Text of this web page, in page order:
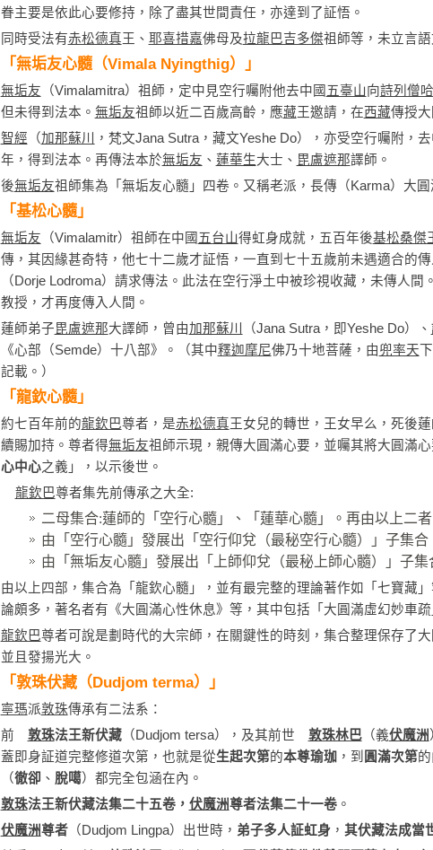
眷主要是依此心要修持，除了盡其世間責任，亦達到了証悟。
同時受法有赤松德真王、 耶喜措嘉佛母及拉龍巴吉多傑祖師等，未立言
「無垢友心髓（Vimala Nyingthig）」
無垢友 （Vimalamitra）祖師，定中見空行囑附他去中國 五臺山向詩列僧哈
但未得到法本。 無垢友祖師以近二百歲高齡，應藏王邀請，在西藏傳授
智經 （加那蘇川 ，梵文Jana Sutra，藏文Yeshe Do），亦受空行囑附，去
年，得到法本。再傳法本於無垢友 、 蓮華生大士、 毘盧遮那譯師。
後無垢友祖師集為「無垢友心髓」四卷。又稱老派，長傳（Karma）大圓
「基松心髓」
無垢友 （Vimalamitr）祖師在中國 五台山得虹身成就，五百年後基松桑傑
傳，其因緣甚奇特，他七十二歲才証悟，一直到七十五歲前未遇適合的
（Dorje Lodroma）請求傳法。此法在空行淨土中被珍視收藏，未傳人間
教授，才再度傳入人間。
蓮師弟子毘盧遮那大譯師，曾由加那蘇川 （Jana Sutra，即Yeshe Do）、
《心部（Semde）十八部》。（其中釋迦摩尼佛乃十地菩薩，由兜率天
記載。）
「龍欽心髓」
約七百年前的龍欽巴尊者，是赤松德真王女兒的轉世，王女早么，死後
續賜加持。尊者得無垢友祖師示現，親傳大圓滿心要，並囑其將大圓滿
心中心之義」，以示後世。
龍欽巴尊者集先前傳承之大全:
二母集合:蓮師的「空行心髓」、「蓮華心髓」。再由以上二者
由「空行心髓」發展出「空行仰兌（最秘空行心髓）」子集合
由「無垢友心髓」發展出「上師仰兌（最秘上師心髓）」子集
由以上四部，集合為「龍欽心髓」，並有最完整的理論著作如「七寶藏」
論頗多，著名者有《大圓滿心性休息》等，其中包括「大圓滿虛幻妙車疏
龍欽巴尊者可說是劃時代的大宗師，在關鍵性的時刻，集合整理保存了
並且發揚光大。
「敦珠伏藏（Dudjom terma）」
寧瑪派敦珠傳承有二法系：
前 敦珠法王新伏藏（Dudjom tersa），及其前世 敦珠林巴（義伏魔洲
蓋即身証道完整修道次第，也就是從生起次第的本尊瑜珈 ，到 圓滿次第的
（徹卻 、 脫噶）都完全包涵在內。
敦珠法王新伏藏法集二十五卷， 伏魔洲尊者法集二十一卷。
伏魔洲尊者（Dudjom Lingpa）出世時， 弟子多人証虹身， 其伏藏法成當